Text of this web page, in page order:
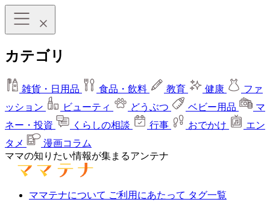
カテゴリ
雑貨・日用品 食品・飲料 教育 健康
ファ
ッション
ビューティ どうぶつ ベビー用品
マ
ネー・投資
くらしの相談 行事 おでかけ
エン
タメ
漫画コラム
ママの知りたい情報が集まるアンテナ
ママテナについて ご利用にあたって タグ一覧